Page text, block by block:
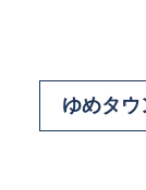
ゆめタウ